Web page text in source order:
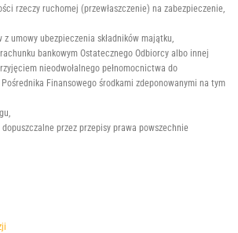
rzeczy ruchomej (przewłaszczenie) na zabezpieczenie,
umowy ubezpieczenia składników majątku,
bankowym Ostatecznego Odbiorcy albo innej
nieodwołalnego pełnomocnictwa do
Finansowego środkami zdeponowanymi na tym
przez przepisy prawa powszechnie